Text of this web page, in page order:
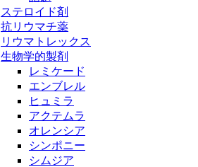
ステロイド剤
抗リウマチ薬
リウマトレックス
生物学的製剤
レミケード
エンブレル
ヒュミラ
アクテムラ
オレンシア
シンポニー
シムジア